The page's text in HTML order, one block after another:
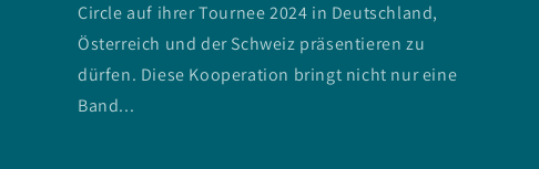
Circle auf ihrer Tournee 2024 in Deutschland,
Österreich und der Schweiz präsentieren zu
dürfen. Diese Kooperation bringt nicht nur eine
Band...